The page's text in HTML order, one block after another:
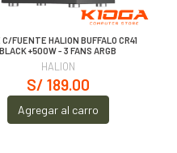
C/FUENTE HALION BUFFALO CR41
BLACK +500W - 3 FANS ARGB
HALION
S/ 189.00
Agregar al carro